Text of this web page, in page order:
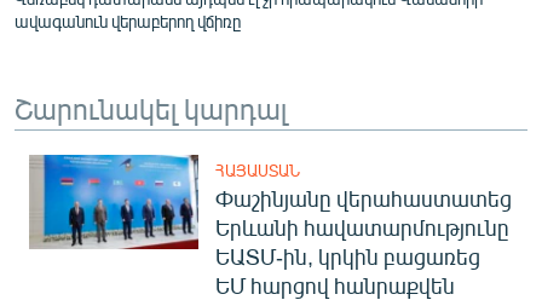
ավագանուն վերաբերող վճիռը
Շարունակել կարդալ
ՀԱՅԱՍՏԱՆ
Փաշինյանը վերահաստատեց
Երևանի հավատարմությունը
ԵԱՏՄ-ին, կրկին բացառեց
ԵՄ հարցով հանրաքվեն